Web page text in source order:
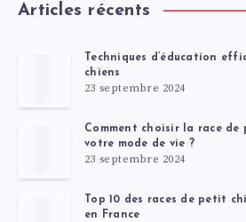
Articles récents
Techniques d’éducation
chiens
23 septembre 2024
Comment choisir la race
votre mode de vie ?
23 septembre 2024
Top 10 des races de petit
en France